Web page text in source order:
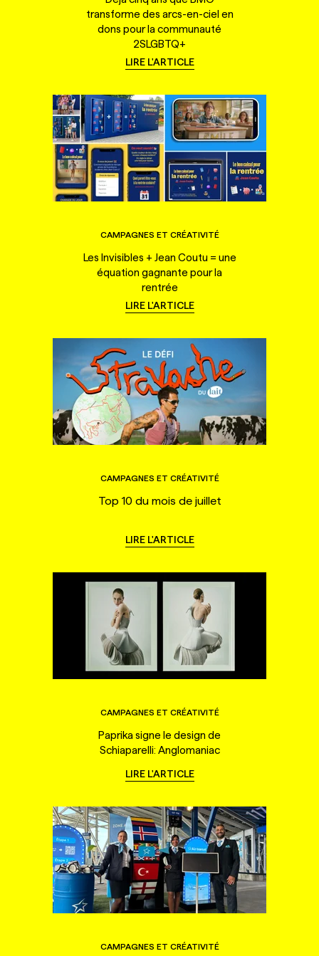
transforme des arcs-en-ciel en
dons pour la communauté
2SLGBTQ+
LIRE L'ARTICLE
CAMPAGNES ET CRÉATIVITÉ
Les Invisibles + Jean Coutu = une
équation gagnante pour la
rentrée
LIRE L'ARTICLE
CAMPAGNES ET CRÉATIVITÉ
Top 10 du mois de juillet
LIRE L'ARTICLE
CAMPAGNES ET CRÉATIVITÉ
Paprika signe le design de
Schiaparelli: Anglomaniac
LIRE L'ARTICLE
CAMPAGNES ET CRÉATIVITÉ